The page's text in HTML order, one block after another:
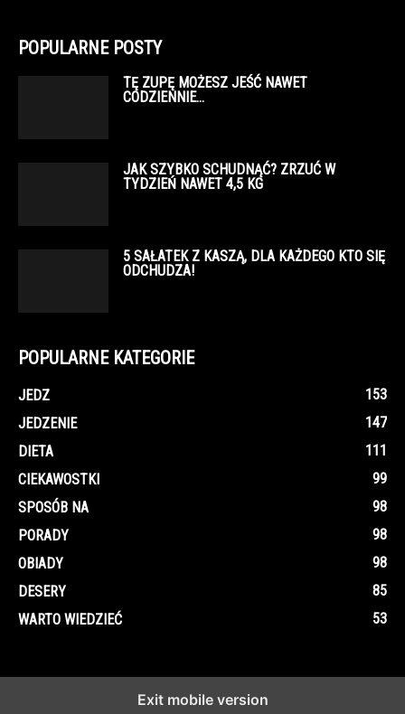
POPULARNE POSTY
TĘ ZUPĘ MOŻESZ JEŚĆ NAWET
CODZIENNIE…
JAK SZYBKO SCHUDNĄĆ? ZRZUĆ W
TYDZIEŃ NAWET 4,5 KG
5 SAŁATEK Z KASZĄ, DLA KAŻDEGO KTO SIĘ
ODCHUDZA!
POPULARNE KATEGORIE
JEDZ
153
JEDZENIE
147
DIETA
111
CIEKAWOSTKI
99
SPOSÓB NA
98
PORADY
98
OBIADY
98
DESERY
85
WARTO WIEDZIEĆ
53
Exit mobile version